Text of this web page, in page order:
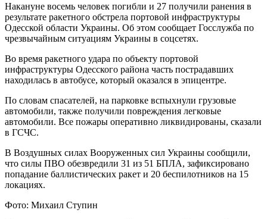
Накануне восемь человек погибли и 27 получили ранения в
результате ракетного обстрела портовой инфраструктуры
Одесской области Украины. Об этом сообщает Госслужба по
чрезвычайным ситуациям Украины в соцсетях.
Во время ракетного удара по объекту портовой
инфраструктуры Одесского района часть пострадавших
находилась в автобусе, который оказался в эпицентре.
По словам спасателей, на парковке вспыхнули грузовые
автомобили, также получили повреждения легковые
автомобили. Все пожары оперативно ликвидированы, сказали
в ГСЧС.
В Воздушных силах Вооруженных сил Украины сообщили,
что силы ПВО обезвредили 31 из 51 БПЛА, зафиксировано
попадание баллистических ракет и 20 беспилотников на 15
локациях.
Фото: Михаил Ступин